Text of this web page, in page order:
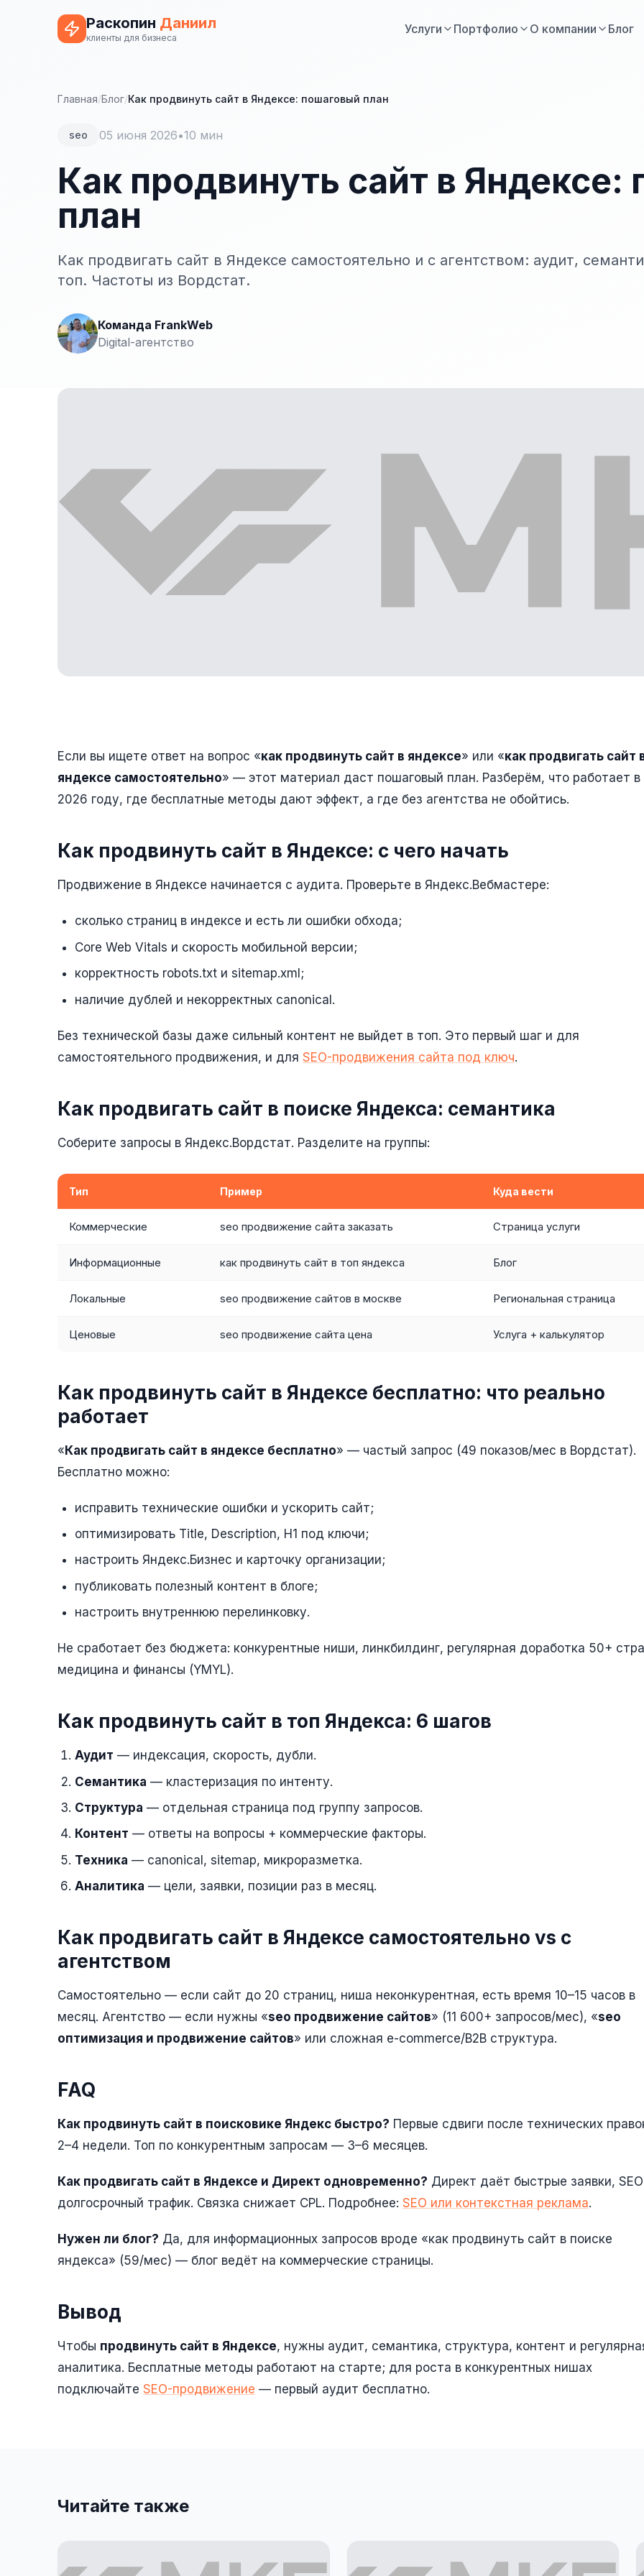
Раскопин Даниил
клиенты для бизнеса
Услуги Портфолио О компании Блог
Главная/Блог/Как продвинуть сайт в Яндексе: пошаговый план
seo 05 июня 2026•10 мин
Как продвинуть сайт в
план
Как продвигать сайт в Яндексе самостоятельно и с агентством: аудит,
топ. Частоты из Вордстат.
Команда FrankWeb
Digital-агентство
Если вы ищете ответ на вопрос «как продвинуть сайт в яндексе» или «как продвигать сайт
яндексе самостоятельно» — этот материал даст пошаговый план. Разберём, что работает в
2026 году, где бесплатные методы дают эффект, а где без агентства не обойтись.
Как продвинуть сайт в Яндексе: с чего начать
Продвижение в Яндексе начинается с аудита. Проверьте в Яндекс.Вебмастере:
сколько страниц в индексе и есть ли ошибки обхода;
Core Web Vitals и скорость мобильной версии;
корректность robots.txt и sitemap.xml;
наличие дублей и некорректных canonical.
Без технической базы даже сильный контент не выйдет в топ. Это первый шаг и для
самостоятельного продвижения, и для SEO-продвижения сайта под ключ.
Как продвигать сайт в поиске Яндекса: семантика
Соберите запросы в Яндекс.Вордстат. Разделите на группы:
Тип Пример Куда вести
Коммерческие seo продвижение сайта заказать Страница услуги
Информационные как продвинуть сайт в топ яндекса Блог
Локальные seo продвижение сайтов в москве Региональная страница
Ценовые seo продвижение сайта цена Услуга + калькулятор
Как продвинуть сайт в Яндексе бесплатно: что реально
работает
«Как продвигать сайт в яндексе бесплатно» — частый запрос (49 показов/мес в Вордстат).
Бесплатно можно:
исправить технические ошибки и ускорить сайт;
оптимизировать Title, Description, H1 под ключи;
настроить Яндекс.Бизнес и карточку организации;
публиковать полезный контент в блоге;
настроить внутреннюю перелинковку.
Не сработает без бюджета: конкурентные ниши, линкбилдинг, регулярная доработка 50+
медицина и финансы (YMYL).
Как продвинуть сайт в топ Яндекса: 6 шагов
Аудит — индексация, скорость, дубли.
Семантика — кластеризация по интенту.
Структура — отдельная страница под группу запросов.
Контент — ответы на вопросы + коммерческие факторы.
Техника — canonical, sitemap, микроразметка.
Аналитика — цели, заявки, позиции раз в месяц.
Как продвигать сайт в Яндексе самостоятельно vs с
агентством
Самостоятельно — если сайт до 20 страниц, ниша неконкурентная, есть время 10–15 часов в
месяц. Агентство — если нужны «seo продвижение сайтов» (11 600+ запросов/мес), «seo
оптимизация и продвижение сайтов» или сложная e-commerce/B2B структура.
FAQ
Как продвинуть сайт в поисковике Яндекс быстро? Первые сдвиги после технических
2–4 недели. Топ по конкурентным запросам — 3–6 месяцев.
Как продвигать сайт в Яндексе и Директ одновременно? Директ даёт быстрые заявки,
долгосрочный трафик. Связка снижает CPL. Подробнее: SEO или контекстная реклама.
Нужен ли блог? Да, для информационных запросов вроде «как продвинуть сайт в поиске
яндекса» (59/мес) — блог ведёт на коммерческие страницы.
Вывод
Чтобы продвинуть сайт в Яндексе, нужны аудит, семантика, структура, контент и
аналитика. Бесплатные методы работают на старте; для роста в конкурентных нишах
подключайте SEO-продвижение — первый аудит бесплатно.
Читайте также